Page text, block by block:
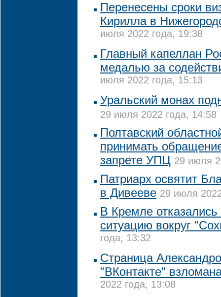
Перенесены сроки
Кирилла в
июля 2022 года, 19:38
Главный капеллан
медалью за
июля 2022 года, 15:13
Уральский монах
29 июля 2022 года, 14:58
Полтавский
принимать
запрете УПЦ 29 июля
Патриарх освятит
в Дивееве 29 июля
В Кремле
ситуацию вокруг
года, 13:32
Страница
"ВКонтакте"
2022 года, 13:08